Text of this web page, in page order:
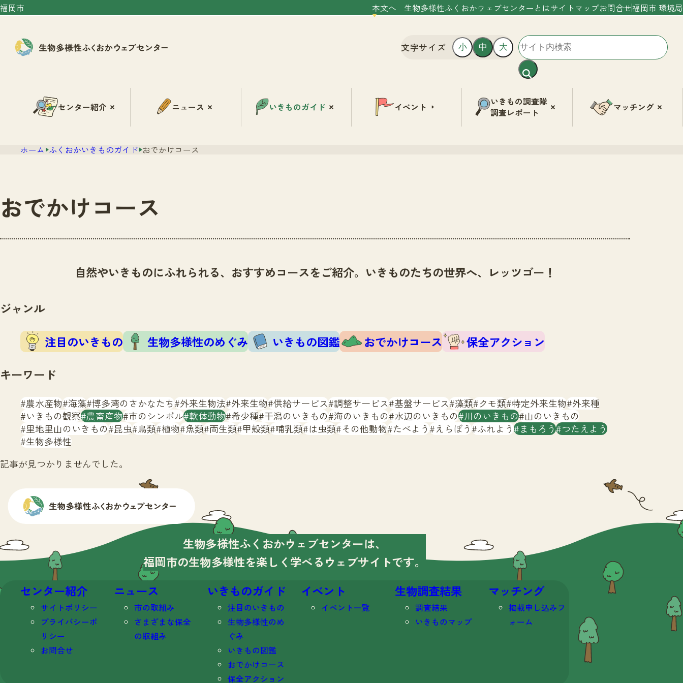
福岡市 本文へ 生物多様性ふくおかウェブセンターとはサイトマップお問合せ福岡市 環境局
文字サイズ 小 中 大
センター紹介 ニュース いきものガイド イベント
いきもの調査隊
調査レポート
マッチング
ホーム ふくおかいきものガイド おでかけコース
おでかけコース
自然やいきものにふれられる、おすすめコースをご紹介。いきものたちの世界へ、レッツゴー！
ジャンル
注目のいきもの 生物多様性のめぐみ いきもの図鑑 おでかけコース
保全アクション
キーワード
農水産物 海藻 博多湾のさかなたち 外来生物法 外来生物 供給サービス 調整サービス 基盤サービス 藻類 クモ類 特定外来生物 外来種
いきもの観察 農畜産物 市のシンボル 軟体動物 希少種 干潟のいきもの 海のいきもの 水辺のいきもの 川のいきもの 山のいきもの
里地里山のいきもの 昆虫 鳥類 植物 魚類 両生類 甲殻類 哺乳類 は虫類 その他動物 たべよう えらぼう ふれよう まもろう つたえよう
生物多様性
記事が見つかりませんでした。
生物多様性ふくおかウェブセンターは、
福岡市の生物多様性を楽しく学べる ウェブサイトです。
センター紹介
サイトポリシー
プライバシーポ
リシー
お問合せ
ニュース
市の取組み
さまざまな保全
の取組み
いきものガイド
注目のいきもの
生物多様性のめ
ぐみ
いきもの図鑑
おでかけコース
保全アクション
イベント
イベント一覧
生物調査結果
調査結果
いきものマップ
マッチング
掲載申し込みフ
ォーム